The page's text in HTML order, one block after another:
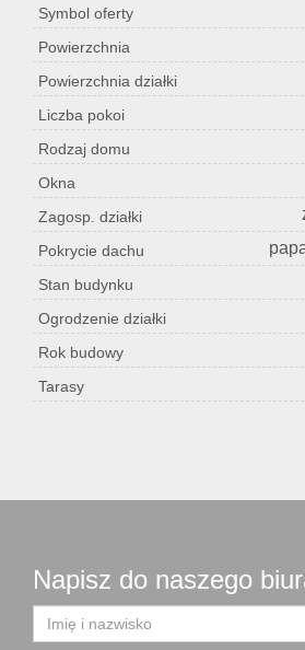
Symbol oferty
Powierzchnia
Powierzchnia działki
Liczba pokoi
Rodzaj domu
Okna
Zagosp. działki
Pokrycie dachu
Stan budynku
Ogrodzenie działki
Rok budowy
Tarasy
Napisz do naszego